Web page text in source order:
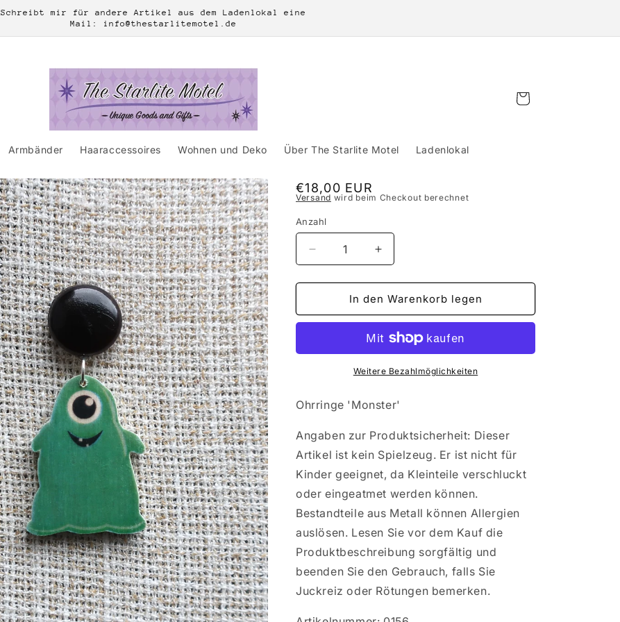
Schreibt mir für andere Artikel aus dem Ladenlokal eine
Mail: info@thestarlitemotel.de
Armbänder Haaraccessoires Wohnen und Deko Über The Starlite Motel Ladenlokal
Warenkorb
Normaler
Preis
€18,00 EUR
Versand wird beim Checkout berechnet
Anzahl
Verringere
die
Menge
Ohrringe
&#39;Monster&#39;
Erhöhe
die
Menge
für
Ohrringe
&#39;Monster&#39;
In den Warenkorb legen
Weitere Bezahlmöglichkeiten
Ohrringe 'Monster'
Angaben zur Produktsicherheit: Dieser
Artikel ist kein Spielzeug. Er ist nicht für
Kinder geeignet, da Kleinteile verschluckt
oder eingeatmet werden können.
Bestandteile aus Metall können Allergien
auslösen. Lesen Sie vor dem Kauf die
Produktbeschreibung sorgfältig und
beenden Sie den Gebrauch, falls Sie
Juckreiz oder Rötungen bemerken.